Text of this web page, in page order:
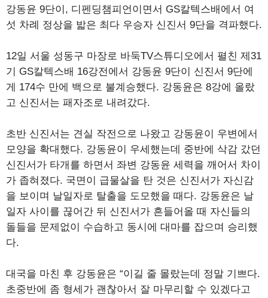
강동윤 9단이, 디펜딩챔피언이면서 GS칼텍스배에서 여
섯 차례 정상을 밟은 최다 우승자 신진서 9단을 격파했다.
12일 서울 성동구 마장로 바둑TV스튜디오에서 펼친 제31
기 GS칼텍스배 16강전에서 강동윤 9단이 신진서 9단에
게 174수 만에 백으로 불계승했다. 강동윤은 8강에 올랐
고 신진서는 패자조로 내려갔다.
초반 신진서는 견실 작전으로 나왔고 강동윤이 우변에서
모양을 확대했다. 강동윤이 우세했는데 중반에 삭감 갔던
신진서가 타개를 하면서 좌변 강동윤 세력을 깨어서 차이
가 좁혀졌다. 국면이 급물살을 탄 것은 신진서가 자신감
을 보이며 날일자로 탈출을 도모했을 때다. 강동윤은 날
일자 사이를 끊어간 뒤 신진서가 흔들어올 때 자신들의
돌들을 문제없이 수습하고 동시에 대마를 잡으며 승리했
다.
대국을 마친 후 강동윤은 “이길 줄 몰랐는데 정말 기쁘다.
초중반에 좀 형세가 괜찮아서 잘 마무리할 수 있겠다고